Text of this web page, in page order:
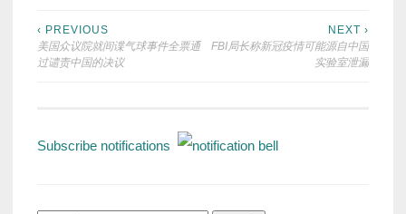
Post
navigation
‹ PREVIOUS
美国众议院就间谍气球事件全票通
过谴责中国的决议
NEXT ›
FBI局长称新冠疫情可能源自中国
实验室泄漏
Subscribe notifications